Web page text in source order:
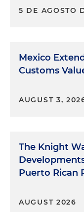
5 DE AGOSTO
Mexico
Customs
AUGUST 3,
The Knight
Puerto Rican
AUGUST 2026